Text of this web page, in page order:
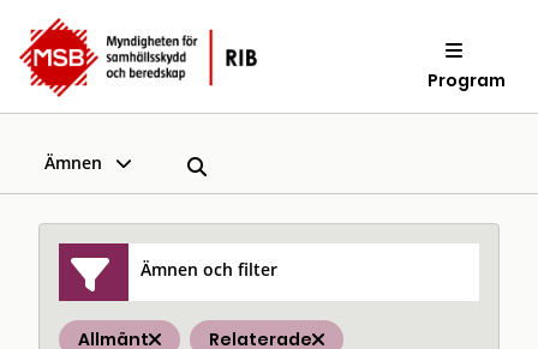
Program
Ämnen
Ämnen och filter
Allmänt Relaterade